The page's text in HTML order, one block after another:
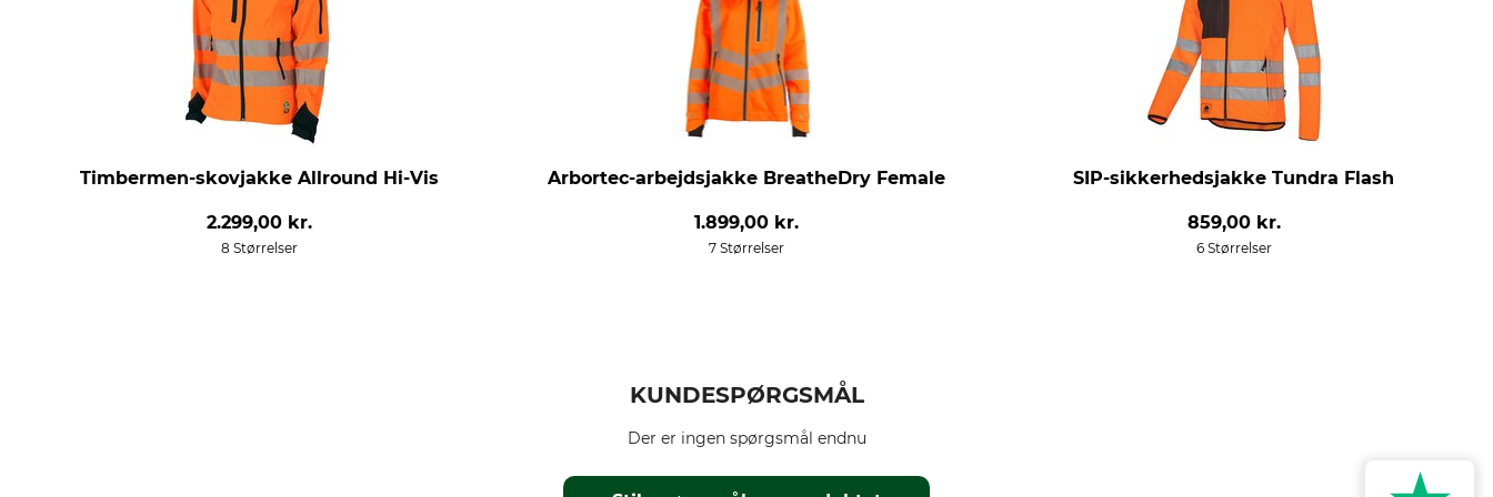
Timbermen-skovjakke Allround Hi-Vis
2.299,00 kr.
8 Størrelser
Arbortec-arbejdsjakke BreatheDry Female
1.899,00 kr.
7 Størrelser
SIP-sikkerhedsjakke Tundra Flash
859,00 kr.
6 Størrelser
KUNDESPØRGSMÅL
Der er ingen spørgsmål endnu